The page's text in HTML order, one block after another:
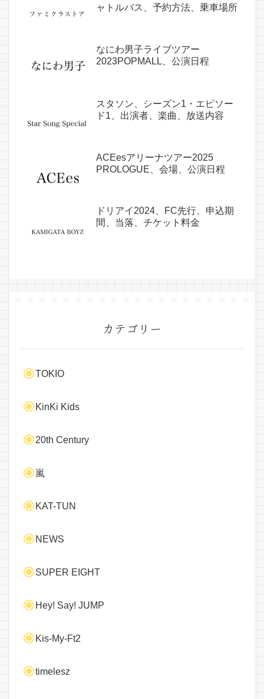
ャトルバス、予約方法、乗車場所
なにわ男子ライブツアー
2023POPMALL、公演日程
スタソン、シーズン1・エピソー
ド1、出演者、楽曲、放送内容
ACEesアリーナツアー2025
PROLOGUE、会場、公演日程
ドリアイ2024、FC先行、申込期
間、当落、チケット料金
カテゴリー
TOKIO
KinKi Kids
20th Century
嵐
KAT-TUN
NEWS
SUPER EIGHT
Hey! Say! JUMP
Kis-My-Ft2
timelesz